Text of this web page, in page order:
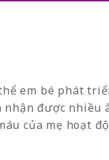
em bé phát
nhận được nhiều
của mẹ hoạt